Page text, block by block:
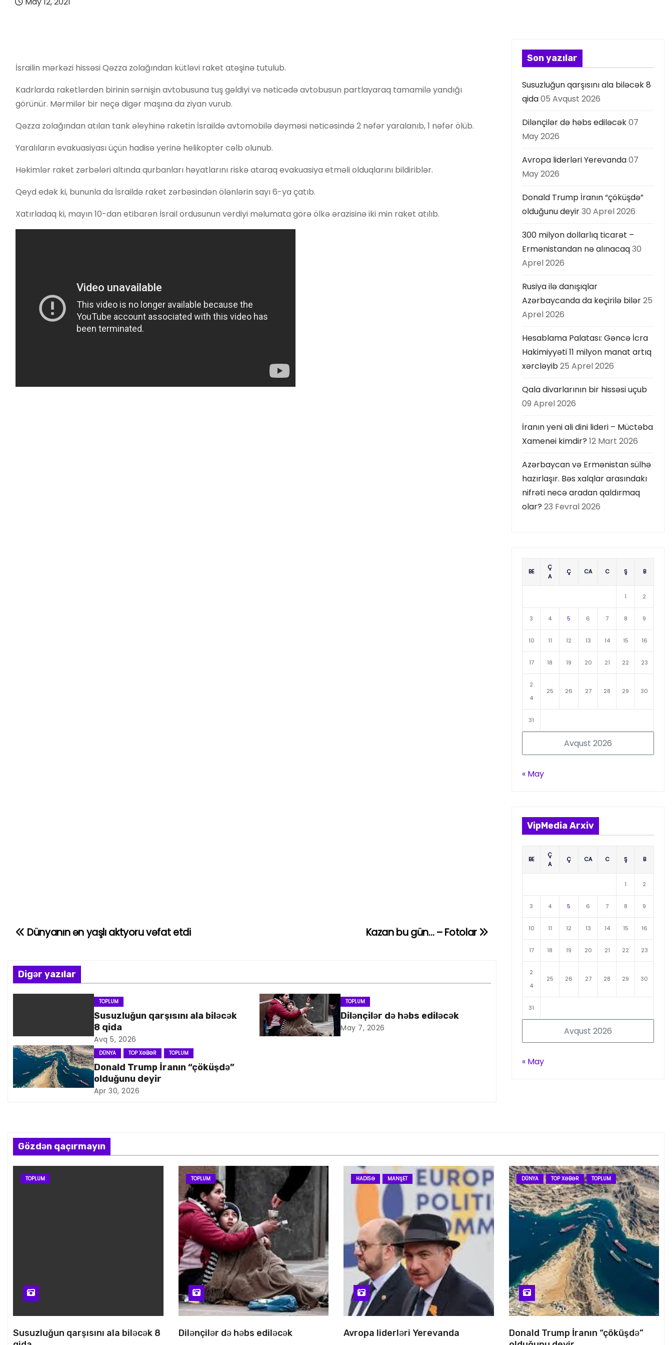
İsrailin mərkəzi hissəsi Qəzza zolağından kütləvi raket atəşinə tutulub.
Kadrlarda raketlərdən birinin sərnişin avtobusuna tuş gəldiyi və nəticədə avtobusun partlayaraq tamamilə yandığı
görünür. Mərmilər bir neçə digər maşına da ziyan vurub.
Qəzza zolağından atılan tank əleyhinə raketin İsraildə avtomobilə dəyməsi nəticəsində 2 nəfər yaralanıb, 1 nəfər ölüb.
Yaralıların evakuasiyası üçün hadisə yerinə helikopter cəlb olunub.
Həkimlər raket zərbələri altında qurbanları həyatlarını riskə ataraq evakuasiya etməli olduqlarını bildiriblər.
Qeyd edək ki, bununla da İsraildə raket zərbəsindən ölənlərin sayı 6-ya çatıb.
Xatırladaq ki, mayın 10-dan etibarən İsrail ordusunun verdiyi məlumata görə ölkə ərazisinə iki min raket atılıb.
Y
z
ı
a
v
i
s
i
y
Kazan bu gün… – Fotolar
Dünyanın ən yaşlı aktyoru vəfat etdi
Digər yazılar
TOPLUM
Susuzluğun qarşısını ala biləcək
8 qida
Avq 5, 2026
TOPLUM
Dilənçilər də həbs ediləcək
May 7, 2026
DÜNYA TOP XƏBƏR TOPLUM
Donald Trump İranın “çöküşdə”
olduğunu deyir
Apr 30, 2026
Son yazılar
Susuzluğun qarşısını ala biləcək 8
qida05 Avqust 2026
Dilənçilər də həbs ediləcək07
May 2026
Avropa liderləri Yerevanda07
May 2026
Donald Trump İranın “çöküşdə”
olduğunu deyir30 Aprel 2026
300 milyon dollarlıq ticarət –
Ermənistandan nə alınacaq30
Aprel 2026
Rusiya ilə danışıqlar
Azərbaycanda da keçirilə bilər25
Aprel 2026
Hesablama Palatası: Gəncə İcra
Hakimiyyəti 11 milyon manat artıq
xərcləyib25 Aprel 2026
Qala divarlarının bir hissəsi uçub
09 Aprel 2026
İranın yeni ali dini lideri – Müctəba
Xamenei kimdir? 12 Mart 2026
Azərbaycan və Ermənistan sülhə
hazırlaşır. Bəs xalqlar arasındakı
nifrəti necə aradan qaldırmaq
olar? 23 Fevral 2026
Avqust 2026
BE
Ç
A
Ç CA C Ş B
1 2
3 4 5 6 7 8 9
10 11 12 13 14 15 16
17 18 19 20 21 22 23
2
4
25 26 27 28 29 30
31
« May
VipMedia Arxiv
Avqust 2026
BE
Ç
A
Ç CA C Ş B
1 2
3 4 5 6 7 8 9
10 11 12 13 14 15 16
17 18 19 20 21 22 23
2
4
25 26 27 28 29 30
31
« May
Gözdən qaçırmayın
TOPLUM
Susuzluğun qarşısını ala biləcək 8
TOPLUM
Dilənçilər də həbs ediləcək
HADISƏ MANŞET
Avropa liderləri Yerevanda
DÜNYA TOP XƏBƏR TOPLUM
Donald Trump İranın “çöküşdə”